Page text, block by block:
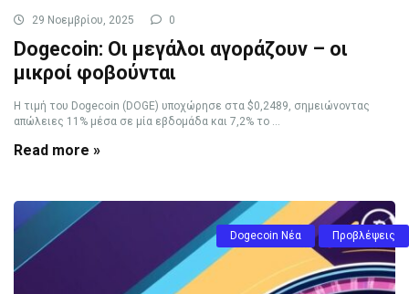
29 Νοεμβρίου, 2025 0
Dogecoin: Οι μεγάλοι αγοράζουν – οι
μικροί φοβούνται
Η τιμή του Dogecoin (DOGE) υποχώρησε στα $0,2489, σημειώνοντας
απώλειες 11% μέσα σε μία εβδομάδα και 7,2% το ...
Read more »
Dogecoin Νέα Προβλέψεις